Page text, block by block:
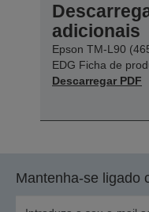
adicionais
Epson TM-L90
EDG Ficha de
Descarregar PDF
Mantenha-se ligado